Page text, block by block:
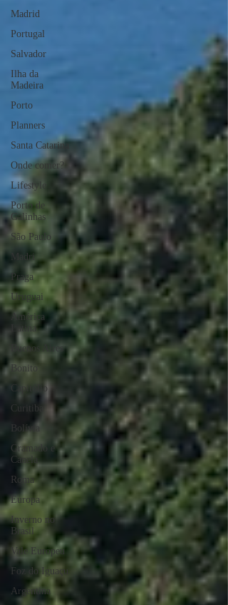
Madrid
Portugal
Salvador
Ilha da
Madeira
Porto
Planners
Santa Catarina
Onde comer?
Lifestyle
Porto de
Galinhas
São Paulo
Madri
Praga
Uruguai
América
Latina
Buenos Aires
Bonito
Capitólio
Curitiba
Bolívia
Gramado e
Canela
Roma
Europa
Inverno no
Brasil
Vale Europeu
Foz do Iguaçu
Argentina